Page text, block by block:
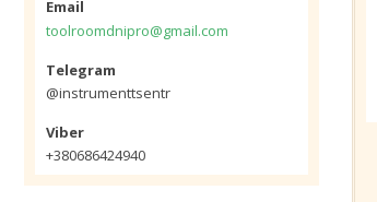
toolroomdnipro@gmail.com
@instrumenttsentr
+380686424940